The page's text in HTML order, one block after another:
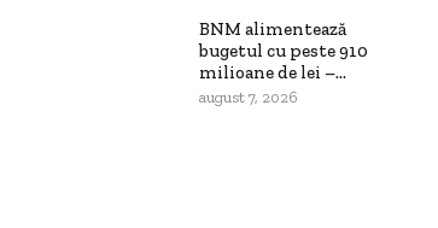
BNM alimentează
bugetul cu peste 910
milioane de lei –...
august 7, 2026